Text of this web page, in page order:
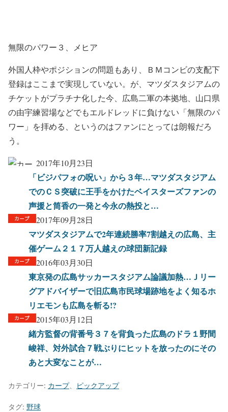
無限のパワー３、メヒア
外国人枠やポジションの問題もあり、ＢＭコンビの支配下
登録はここまで実現していない。が、マツダスタジアムの
チケットがプラチナ化した今、広島二軍の本拠地、山口県
の由宇練習場などでもエルドレッドに負けない「無限のパ
ワー」を拝める、というのはファンにとっては朗報だろ
う。
2017年10月23日
「ビジパフォの呪い」から３年…マツダスタジアム
でのＣＳ突破に王手をかけたベイスターズファンの
声援と筒香の一発と今永の熱投と…
2017年09月28日
マツダスタジアムで2年連続勝率7割越えの広島、主
催ゲーム２１７万人越えの球団新記録
2016年03月30日
東京発の広島サッカースタジアム論議加熱…Ｊリー
グアドバイザーで旧広島市民球場跡地をよく知るホ
リエモンも広島を斬る!?
2015年03月12日
緒方監督の背番号３７を背負った広島のドラ１野間
峻祥、対外試合７戦ぶりにヒットを放ったのにその
あと大変なことが…
カテゴリー: カープ、 ピックアップ
タグ: 野球